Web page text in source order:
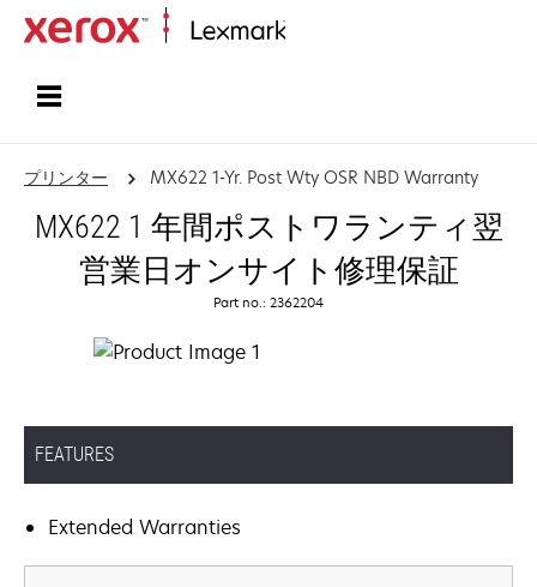
プリンター MX622 1-Yr. Post Wty OSR NBD Warranty
MX622 1 年間ポストワランティ翌
営業日オンサイト修理保証
Part no.: 2362204
FEATURES
Extended Warranties